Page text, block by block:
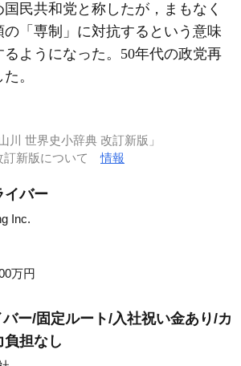
民共和党と称したが，まもなく
の「専制」に対抗するという意味
ようになった。50年代の政党再
。
川 世界史小辞典 改訂新版」
訂新版について情報
イバー
Inc.
万円
ー/固定ルート/入社祝い金あり/カ
負担なし